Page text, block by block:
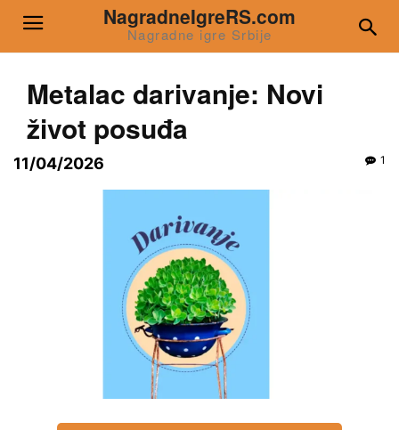
NagradneIgreRS.com
Nagradne igre Srbije
Metalac darivanje: Novi
život posuđa
11/04/2026 1